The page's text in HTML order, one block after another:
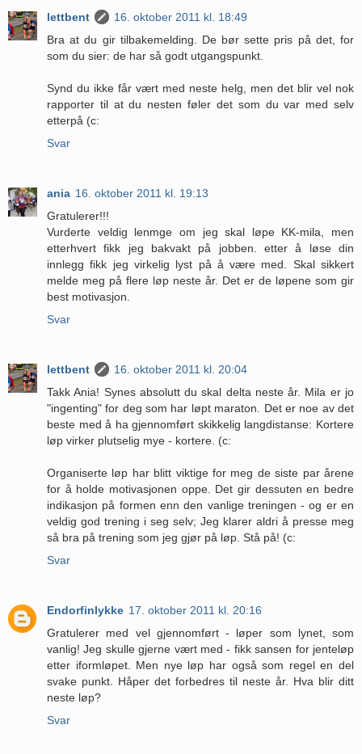
lettbent
16. oktober 2011 kl. 18:49
Bra at du gir tilbakemelding. De bør sette pris på det, for
som du sier: de har så godt utgangspunkt.
Synd du ikke får vært med neste helg, men det blir vel nok
rapporter til at du nesten føler det som du var med selv
etterpå (c:
Svar
ania 16. oktober 2011 kl. 19:13
Gratulerer!!!
Vurderte veldig lenmge om jeg skal løpe KK-mila, men
etterhvert fikk jeg bakvakt på jobben. etter å løse din
innlegg fikk jeg virkelig lyst på å være med. Skal sikkert
melde meg på flere løp neste år. Det er de løpene som gir
best motivasjon.
Svar
lettbent
16. oktober 2011 kl. 20:04
Takk Ania! Synes absolutt du skal delta neste år. Mila er jo
"ingenting" for deg som har løpt maraton. Det er noe av det
beste med å ha gjennomført skikkelig langdistanse: Kortere
løp virker plutselig mye - kortere. (c:
Organiserte løp har blitt viktige for meg de siste par årene
for å holde motivasjonen oppe. Det gir dessuten en bedre
indikasjon på formen enn den vanlige treningen - og er en
veldig god trening i seg selv; Jeg klarer aldri å presse meg
så bra på trening som jeg gjør på løp. Stå på! (c:
Svar
Endorfinlykke 17. oktober 2011 kl. 20:16
Gratulerer med vel gjennomført - løper som lynet, som
vanlig! Jeg skulle gjerne vært med - fikk sansen for jenteløp
etter iformløpet. Men nye løp har også som regel en del
svake punkt. Håper det forbedres til neste år. Hva blir ditt
neste løp?
Svar